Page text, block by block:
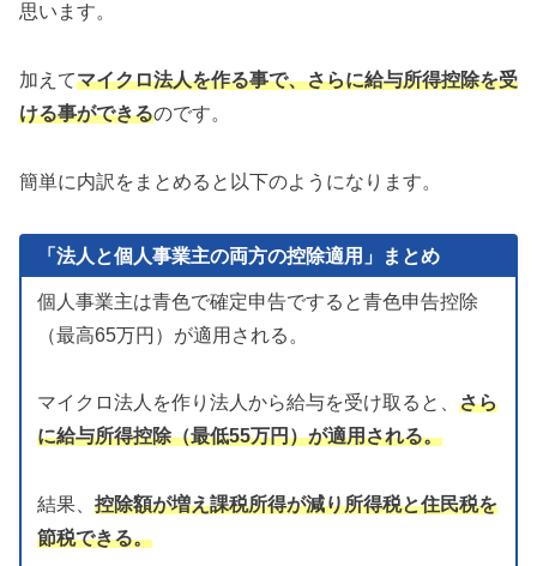
思います。
加えてマイクロ法人を作る事で、さらに給与所得控除を受
ける事ができるのです。
簡単に内訳をまとめると以下のようになります。
「法人と個人事業主の両方の控除適用」まとめ
個人事業主は青色で確定申告ですると青色申告控除
（最高65万円）が適用される。
マイクロ法人を作り法人から給与を受け取ると、 さら
に給与所得控除（最低55万円）が適用される。
結果、 控除額が増え課税所得が減り所得税と住民税を
節税できる。